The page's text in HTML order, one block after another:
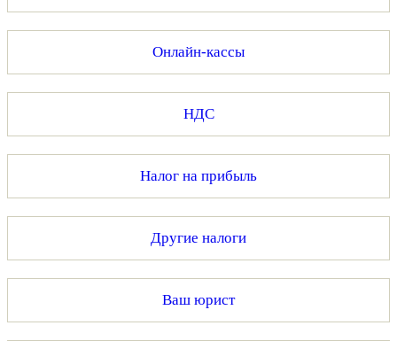
Онлайн-кассы
НДС
Налог на прибыль
Другие налоги
Ваш юрист